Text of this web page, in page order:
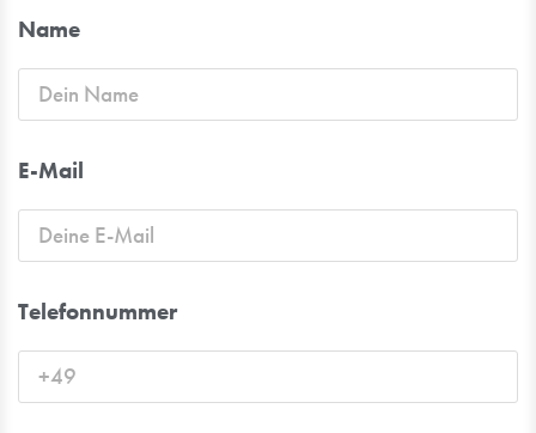
Name
E-Mail
Telefonnummer